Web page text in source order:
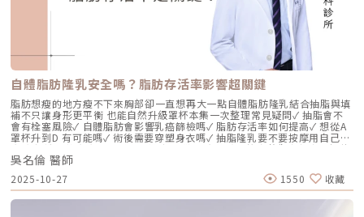
的科學核心：NAHYCO™ 專利技術Profhilo逆時針來自瑞士著名的 IBSA 製
藥集團。身為專業醫師，我非常看重產品的「純淨度」與「穩定性」。
Profhilo 之所以能在國際醫美界佔有一席之地，在於其革命性的
NAHYCO™ 專利熱融合技術。1. 醫學界的「純淨」突破：無化學交聯劑一
般玻尿酸為了維持在體內的時間，必須添加化學交聯劑（如 BDDE）。雖然
這在合法範圍內是安全的，但對於過敏體質或追求極致天然的客戶來說，仍
存在延遲性發炎的風險。Profhilo逆時針 透過精確的加熱與降溫製程，讓
高分子與低分子玻尿酸產生自然的氫鍵鍵結，完全不含 BDDE。這意味著它
具備極高的「生物相容性」，注射後能與人體組織完美融合。2. 高低分子玻
尿酸的「黃金比例」Profhilo 含有目前市面上極高濃度的玻尿酸
（64mg/2ml），它結合了： 高分子量玻尿酸（H-HA）：提供穩定的物理
支撐與深層鎖水，改善鬆弛。 低分子量玻尿酸（L-HA）：作為傳遞信號的
分子，直接活化真皮層內的纖維母細胞，誘導膠原蛋白與彈力蛋白新生。這
種「1+1 > 2」的協同作用，讓 Profhilo 在進入皮膚後，能像液態電波一
樣迅速擴散，全面性地改善膚質。三、 3 種細胞與 5 種蛋白：解開「液態
電波」的逆齡關鍵在辰美學的診間，我常跟客戶解釋，Profhilo 就像是為
肌膚施加了一種「啟動指令」。它不僅僅是補水，而是啟動了「3+5 逆齡機
制」： 活化 3 種關鍵細胞： 纖維母細胞：這是皮膚的「膠原工廠」。 角質
自體脂肪隆乳安全嗎？脂肪存活率影響超關鍵
脂肪想瘦的地方瘦不下來胸部卻一直想再大一點自體脂肪隆乳結合抽脂與填
補不只讓身形更平衡 也能自然升級罩杯本集一次整理常見疑問✓ 抽脂會不
會有栓塞風險✓ 自體脂肪會影響乳癌篩檢嗎✓ 脂肪存活率如何提高✓ 想從A
罩杯升到D 有可能嗎✓ 術後需要穿塑身衣嗎✓ 抽脂隆乳要不要按摩用自己的
脂肪 打造柔軟真實的胸型適合誰 怎麼做 最有效將給妳完整觀念與安心評估
依據重點摘要：0:00 #她說他說0:40 #自體脂肪隆乳v.s.#假體隆乳 想要哪
一樣？1:02 關於手術安全性 #自體隆乳2:12 不同的抽脂方式 #脂肪存活率
會一樣嗎？3:16 關於抽脂安全 #脂肪栓塞問題 ？4:09 關於手術安全性 #矽
膠隆乳相關影片：• 罩杯升級前必看，自體脂肪豐胸解析！ EP20• 男生
女乳好尷尬，胸部困擾的隱藏原因你有嗎？ EP24• 抽就對了？抽脂局部雕
吳名倫 醫師
2025-10-27 1550 收藏